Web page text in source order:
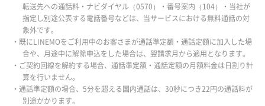
転送先への通話料・ナビダイヤル（0570）・番号案内（104）・当社が
指定し別途公表する電話番号などは、当サービスにおける無料通話の対
象外です。
・既にLINEMOをご利用中のお客さまが通話準定額・通話定額に加入した場
合や、月途中に解除申込をした場合は、翌請求月から適用となります。
・ご契約回線を解約する場合、通話準定額・通話定額の月額料金は日割り計
算を行いません。
・通話準定額の場合、5分を超える国内通話は、30秒につき22円の通話料が
別途かかります。